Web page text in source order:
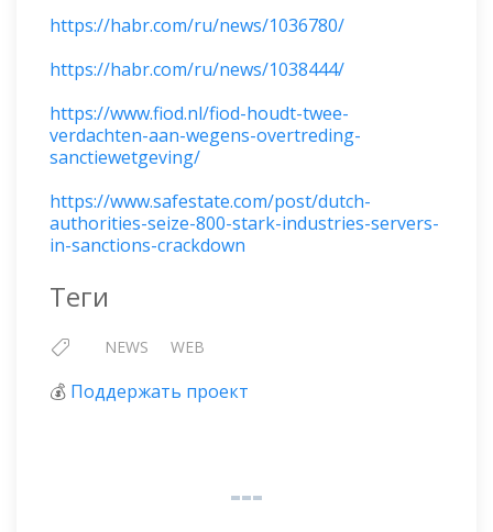
https://habr.com/ru/news/1036780/
https://habr.com/ru/news/1038444/
https://www.fiod.nl/fiod-houdt-twee-
verdachten-aan-wegens-overtreding-
sanctiewetgeving/
https://www.safestate.com/post/dutch-
authorities-seize-800-stark-industries-servers-
in-sanctions-crackdown
Теги
NEWS WEB
💰 Поддержать проект